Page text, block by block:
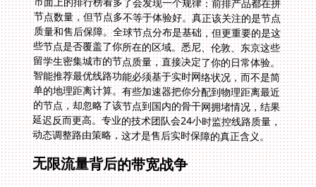
动态调整路由策略，这才是售后实时保障的真正含义。
无限流量背后的带宽战争